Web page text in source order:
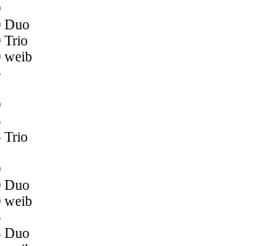
Duo
Trio
weib
Trio
Duo
weib
Duo